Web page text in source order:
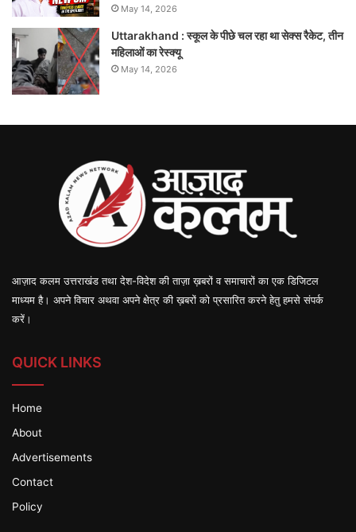
May 14, 2026
Uttarakhand : स्कूल के पीछे चल रहा था सेक्स रैकेट, तीन
महिलाओं का रेस्क्यू
May 14, 2026
आज़ाद कलम उत्तराखंड तथा देश-विदेश की ताज़ा ख़बरों व समाचारों का एक डिजिटल
माध्यम है। अपने विचार अथवा अपने क्षेत्र की ख़बरों को प्रसारित करने हेतु हमसे संपर्क
करें।
QUICK LINKS
Home
About
Advertisements
Contact
Policy